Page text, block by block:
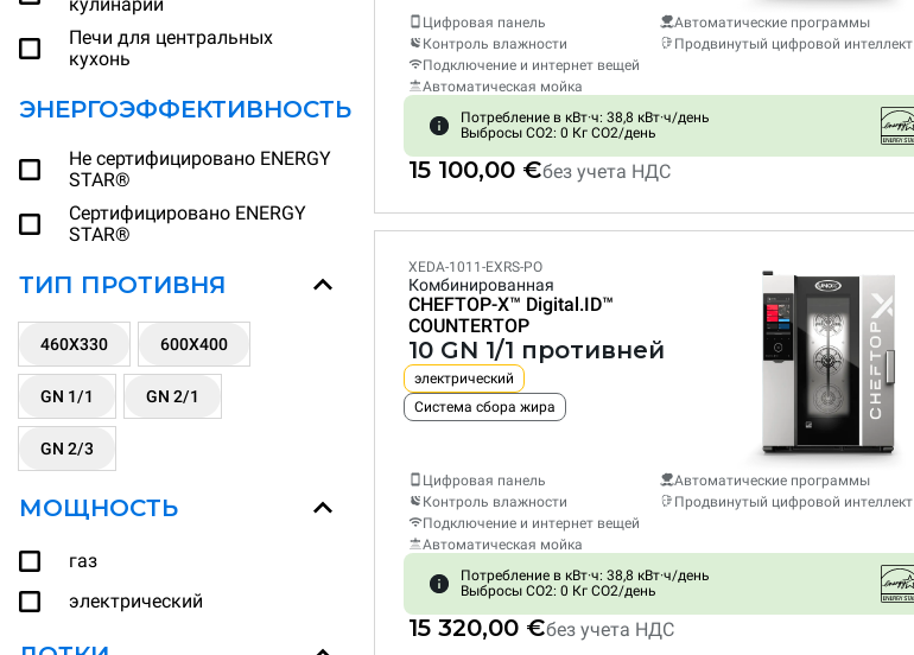
Печи для центральных
кухонь
ЭНЕРГОЭФФЕКТИВНОСТЬ
Не сертифицировано ENERGY
STAR®
Сертифицировано ENERGY
STAR®
ТИП ПРОТИВНЯ
460X330 600X400
GN 1/1 GN 2/1
GN 2/3
МОЩНОСТЬ
газ
электрический
Цифровая панель
Контроль влажности
Подключение и интернет вещей
Автоматическая мойка
Автоматические программы
Продвинутый цифровой интеллект
Потребление в кВт·ч: 38,8 кВт·ч/день
Выбросы CO2: 0 Кг CO2/день
15 100,00 €без учета НДС
XEDA-1011-EXRS-PO
Комбинированная
CHEFTOP-X™ Digital.ID™
COUNTERTOP
10 GN 1/1 противней
электрический
Система сбора жира
Цифровая панель
Контроль влажности
Подключение и интернет вещей
Автоматическая мойка
Автоматические программы
Продвинутый цифровой интеллект
Потребление в кВт·ч: 38,8 кВт·ч/день
Выбросы CO2: 0 Кг CO2/день
15 320,00 €без учета НДС